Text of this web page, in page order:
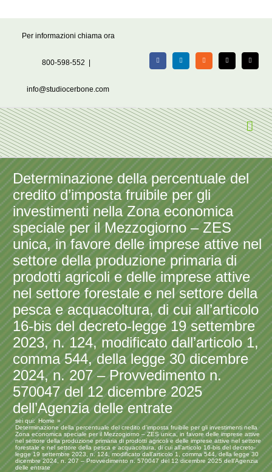
Per informazioni chiama ora
800-598-552
info@studiocerbone.com
FacebookLinkedIn Rss X Email
Determinazione della percentuale del
credito d’imposta fruibile per gli
investimenti nella Zona economica
speciale per il Mezzogiorno – ZES
unica, in favore delle imprese attive nel
settore della produzione primaria di
prodotti agricoli e delle imprese attive
nel settore forestale e nel settore della
pesca e acquacoltura, di cui all’articolo
16-bis del decreto-legge 19 settembre
2023, n. 124, modificato dall’articolo 1,
comma 544, della legge 30 dicembre
2024, n. 207 – Provvedimento n.
570047 del 12 dicembre 2025
dell’Agenzia delle entrate
sei qui: Home
Determinazione della percentuale del credito d’imposta fruibile per gli investimenti nella
Zona economica speciale per il Mezzogiorno – ZES unica, in favore delle imprese attive
nel settore della produzione primaria di prodotti agricoli e delle imprese attive nel settore
forestale e nel settore della pesca e acquacoltura, di cui all’articolo 16-bis del decreto-
legge 19 settembre 2023, n. 124, modificato dall’articolo 1, comma 544, della legge 30
dicembre 2024, n. 207 – Provvedimento n. 570047 del 12 dicembre 2025 dell’Agenzia
delle entrate